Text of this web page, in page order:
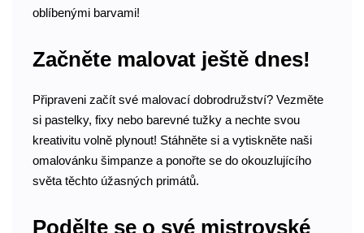
oblíbenými barvami!
Začněte malovat ještě dnes!
Připraveni začít své malovací dobrodružství? Vezměte
si pastelky, fixy nebo barevné tužky a nechte svou
kreativitu volně plynout! Stáhněte si a vytiskněte naši
omalovánku šimpanze a ponořte se do okouzlujícího
světa těchto úžasných primátů.
Podělte se o své mistrovské